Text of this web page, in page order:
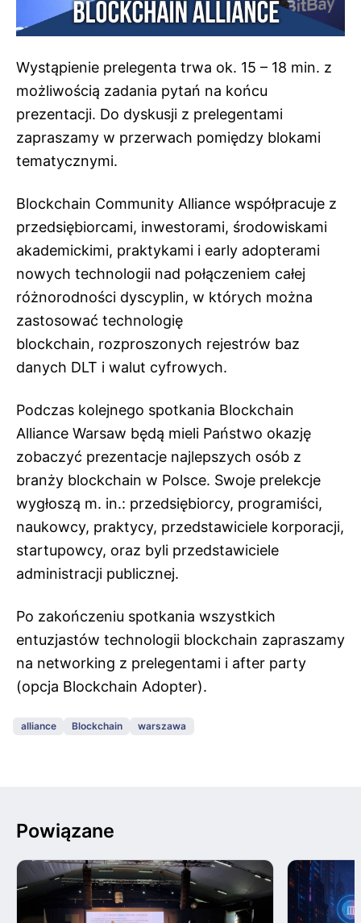
Wystąpienie prelegenta trwa ok. 15 – 18 min. z
możliwością zadania pytań na końcu
prezentacji. Do dyskusji z prelegentami
zapraszamy w przerwach pomiędzy blokami
tematycznymi.
Blockchain Community Alliance współpracuje z
przedsiębiorcami, inwestorami, środowiskami
akademickimi, praktykami i early adopterami
nowych technologii nad połączeniem całej
różnorodności dyscyplin, w których można
zastosować technologię
blockchain, rozproszonych rejestrów baz
danych DLT i walut cyfrowych.
Podczas kolejnego spotkania Blockchain
Alliance Warsaw będą mieli Państwo okazję
zobaczyć prezentacje najlepszych osób z
branży blockchain w Polsce. Swoje prelekcje
wygłoszą m. in.: przedsiębiorcy, programiści,
naukowcy, praktycy, przedstawiciele korporacji,
startupowcy, oraz byli przedstawiciele
administracji publicznej.
Po zakończeniu spotkania wszystkich
entuzjastów technologii blockchain zapraszamy
na networking z prelegentami i after party
(opcja Blockchain Adopter).
alliance Blockchain warszawa
Powiązane